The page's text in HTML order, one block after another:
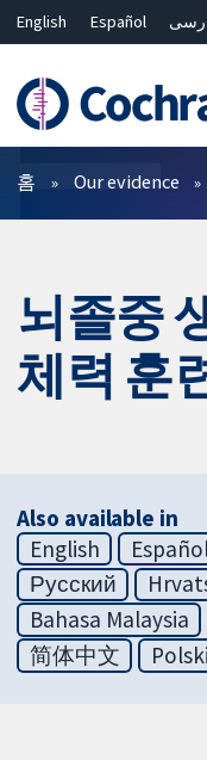
English Español
Bahasa Malaysia
ไทย
简体中文
필터
홈 Our evidence
뇌졸중
체력 훈
Also available in
English
Русский
Bahasa Malaysia
简体中文
Polski